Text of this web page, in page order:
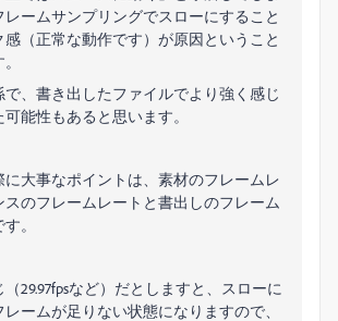
レームサンプリングでスローにすること
感（正常な動作です）が原因ということ
、書き出したファイルでより強く感じ
能性もあると思います。
大事なポイントは、素材のフレームレ
スのフレームレートと書出しのフレーム
。
29.97fpsなど）だとしますと、スローに
ームが足りない状態になりますので、